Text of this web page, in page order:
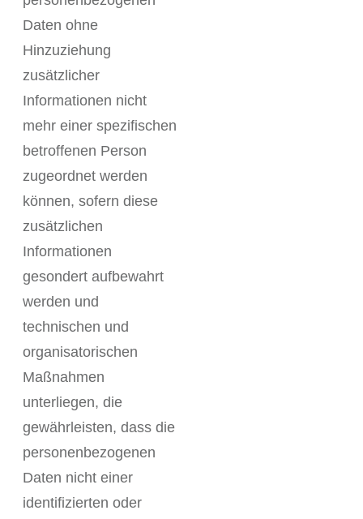
Daten ohne
Hinzuziehung
zusätzlicher
Informationen nicht
mehr einer spezifischen
betroffenen Person
zugeordnet werden
können, sofern diese
zusätzlichen
Informationen
gesondert aufbewahrt
werden und
technischen und
organisatorischen
Maßnahmen
unterliegen, die
gewährleisten, dass die
personenbezogenen
Daten nicht einer
identifizierten oder